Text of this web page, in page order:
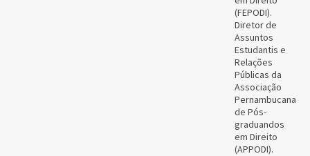
(FEPODI).
Diretor de
Assuntos
Estudantis e
Relações
Públicas da
Associação
Pernambucana
de Pós-
graduandos
em Direito
(APPODI).